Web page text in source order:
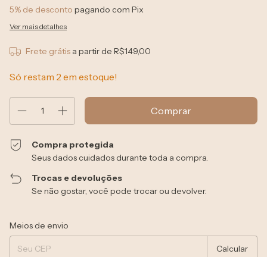
5% de desconto pagando com Pix
Ver mais detalhes
Frete grátis a partir de R$149,00
Só restam 2 em estoque!
Compra protegida
Seus dados cuidados durante toda a compra.
Trocas e devoluções
Se não gostar, você pode trocar ou devolver.
Entregas para o CEP:
Meios de envio
Calcular